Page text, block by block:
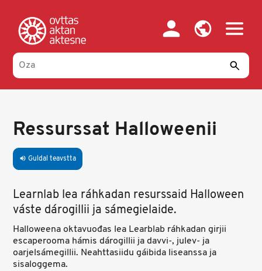
main
content
Ressurssat Halloweenii
volume_up Guldal teavstta
Learnlab lea ráhkadan resurssaid Halloween
váste dárogillii ja sámegielaide.
Halloweena oktavuođas lea Learblab ráhkadan girjii
escaperooma hámis dárogillii ja davvi-, julev- ja
oarjelsámegillii. Neahttasiidu gáibida liseanssa ja
sisaloggema.